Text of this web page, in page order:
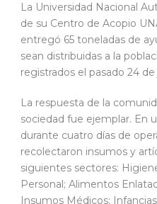
La Universidad Nacional
de su Centro de Acopio
entregó 65 toneladas de
sean distribuidas a la
registrados el pasado 24
La respuesta de la
sociedad fue ejemplar. En
durante cuatro días de
recolectaron insumos y
siguientes sectores:
Personal; Alimentos
Insumos Médicos;